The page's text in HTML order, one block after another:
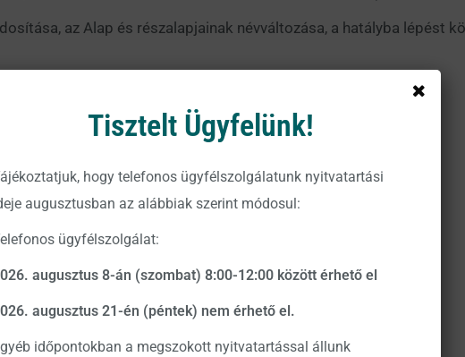
az Alap és részalapjainak névváltozása, a hatályba lépést
1 Alapokba Fektető Részalap
Részalap
Fektető Részalap
Fektető Részalap
Fektető Részalap
Fektető Részalap
Fektető Részalap
Fektető Részalap
Tisztelt Ügyfelünk!
hogy telefonos ügyfélszolgálatunk nyitvatartási
augusztusban az alábbiak szerint módosul:
ügyfélszolgálat:
augusztus 8-án (szombat) 8:00-12:00 között érhető el
augusztus 21-én (péntek) nem érhető el.
időpontokban a megszokott nyitvatartással állunk